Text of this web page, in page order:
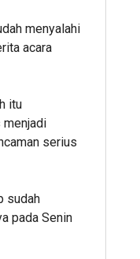
menyalahi
acara
itu
menjadi
serius
sudah
pada Senin